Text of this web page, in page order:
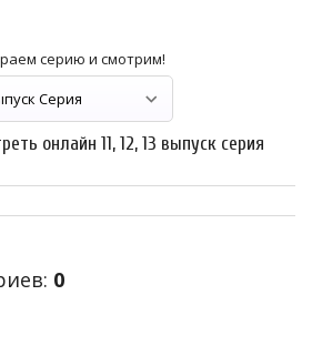
серию и смотрим!
онлайн 11, 12, 13 выпуск серия
: 0